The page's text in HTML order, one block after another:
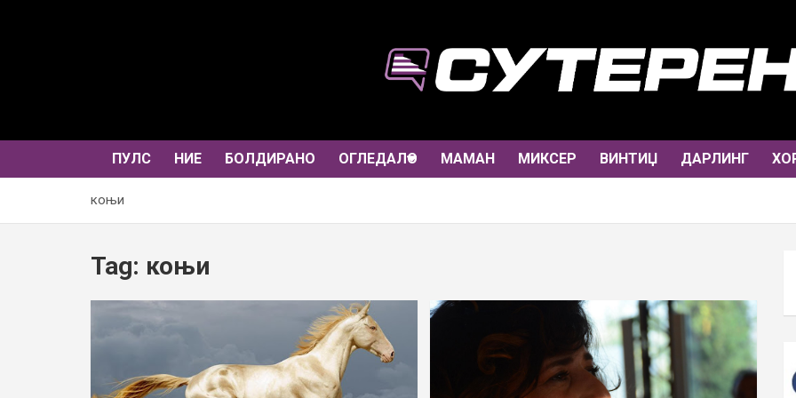
ПУЛС НИЕ БОЛДИРАНО ОГЛЕДАЛО МАМАН МИКСЕР ВИНТИЏ ДАРЛИНГ
коњи
Tag: коњи